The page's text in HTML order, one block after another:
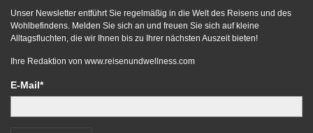
Unser Newsletter entführt Sie regelmäßig in die Welt des Reisens und des
Wohlbefindens. Melden Sie sich an und freuen Sie sich auf kleine
Alltagsfluchten, die wir Ihnen bis zu Ihrer nächsten Auszeit bieten!
Ihre Redaktion von www.reisenundwellness.com
E-Mail*